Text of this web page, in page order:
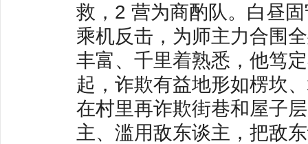
救，2 营为商酌队。白昼
乘机反击，为师主力合围
丰富、千里着熟悉，他笃
起，诈欺有益地形如楞坎
在村里再诈欺街巷和屋子
主、滥用敌东谈主，把敌